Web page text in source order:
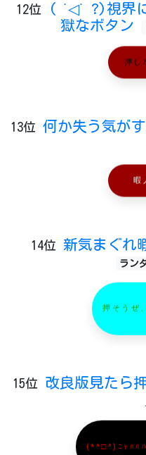
12位
( ˙◁˙ ?)視界
獄なボタン
押し
13位 何か失う気が
暇
14位 新気まぐれ
ラン
押そうぜ
15位 改良版見たら
(*^□^)ﾆｬﾊﾊ